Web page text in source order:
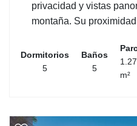
privacidad y vistas
montaña. Su proximidad
Dormitorios
5
Baños
5
m²